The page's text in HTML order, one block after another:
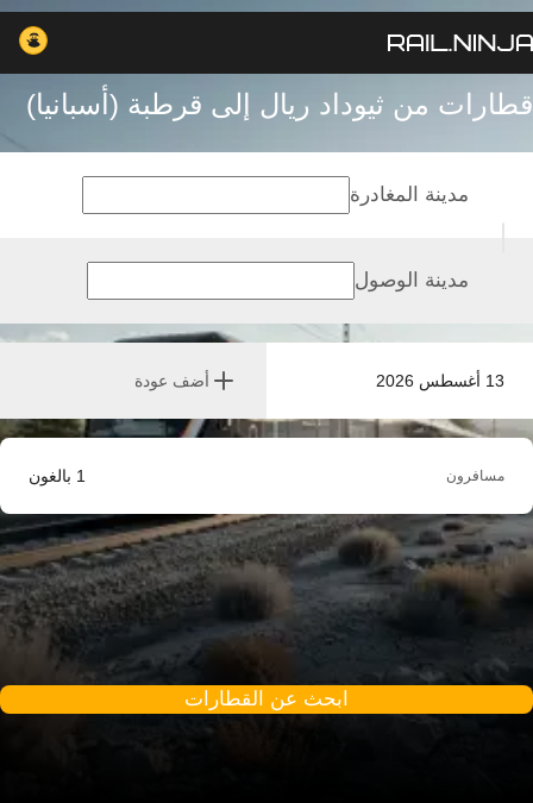
قطارات من ثيوداد ريال إلى قرطبة (أسبانيا)
13 أغسطس 2026 أضف عودة
مدينة المغادرة
مدينة الوصول
مسافرون 1 بالغون
ابحث عن القطارات